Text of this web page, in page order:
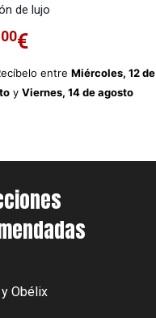
de lujo
€
entre Miércoles, 12 de
y Viernes, 14 de agosto
Obélix